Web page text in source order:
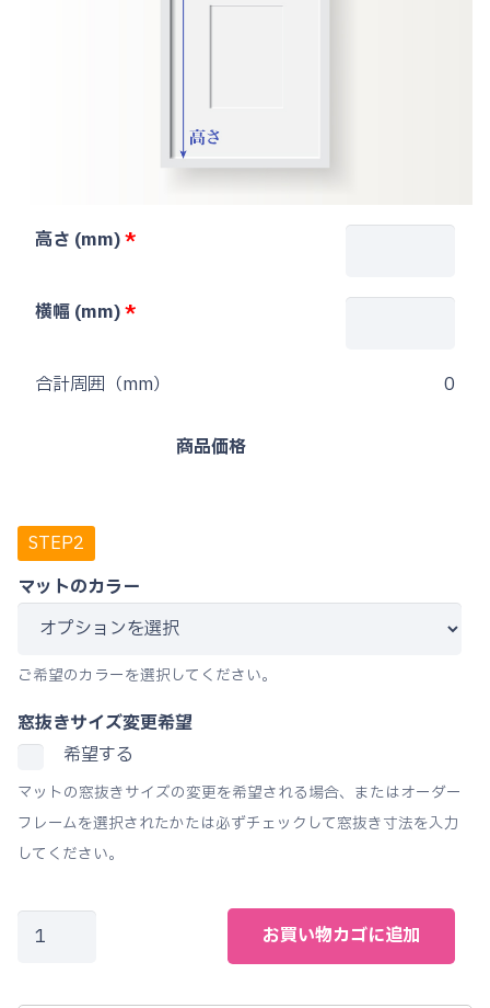
高さ (mm)
横幅 (mm)
合計周囲（mm） 0
商品価格
マットのカラー
ご希望のカラーを選択してください。
窓抜きサイズ変更希望
希望する
マットの窓抜きサイズの変更を希望される場合、またはオーダー
フレームを選択されたかたは必ずチェックして窓抜き寸法を入力
してください。
お買い物カゴに追加